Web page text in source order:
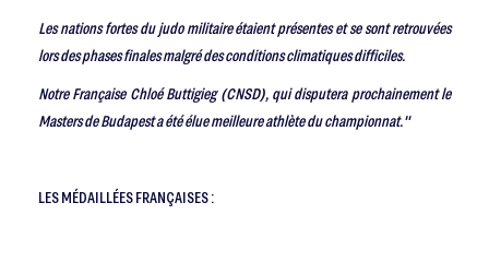
Les nations fortes du judo militaire étaient présentes et se sont retrouvées
lors des phases finales malgré des conditions climatiques difficiles.
Notre Française Chloé Buttigieg (CNSD), qui disputera prochainement le
Masters de Budapest a été élue meilleure athlète du championnat."
LES MÉDAILLÉES FRANÇAISES :